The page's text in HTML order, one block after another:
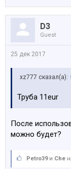
D3
Guest
25 дек 2017
xz777 сказал(а):
Труба 11eur
После
можно будет?
Petro39и Che